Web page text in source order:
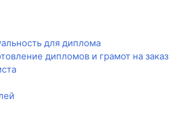
для диплома
дипломов и грамот на заказ